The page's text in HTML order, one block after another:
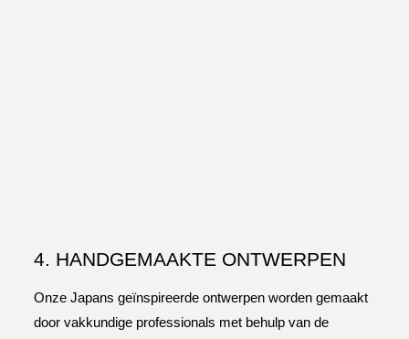
4. HANDGEMAAKTE ONTWERPEN
Onze Japans geïnspireerde ontwerpen worden gemaakt
door vakkundige professionals met behulp van de